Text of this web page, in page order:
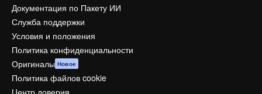
Документация по Пакету ИИ
Служба поддержки
Условия и положения
Политика конфиденциальности
Оригиналы Новое
Политика файлов cookie
Центр доверия